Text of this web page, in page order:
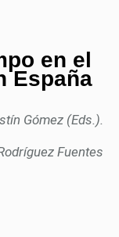
en el
España
Gómez (Eds.).
Fuentes